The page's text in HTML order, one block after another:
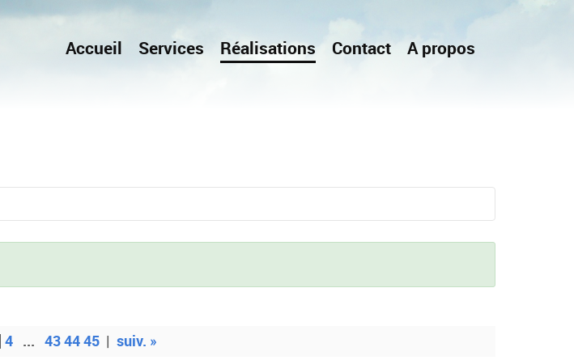
Accueil Services Réalisations Contact A propos
4 ... 434445 | suiv. »